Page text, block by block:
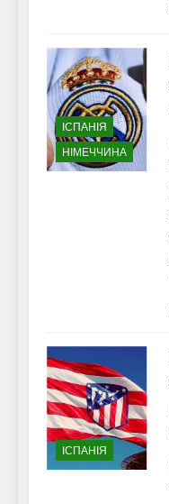
ІСПАНІЯ
НІМЕЧЧИНА
ІСПАНІЯ